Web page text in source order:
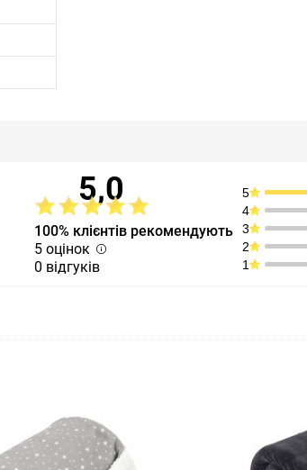
5,0
100% клієнтів рекомендують
5 оцінок
0 відгуків
5
4
3
2
1